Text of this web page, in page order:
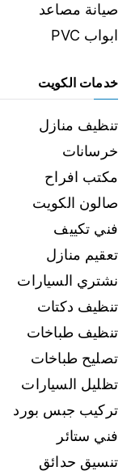
صيانة مصاعد
ابواب PVC
خدمات الكويت
تنظيف منازل
خرسانات
مكتب افراح
صالون الكويت
فني تكييف
تعقيم منازل
نشتري السيارات
تنظيف دكتات
تنظيف طباخات
تصليح طباخات
تظليل السيارات
تركيب جبس بورد
فني ستائر
تنسيق حدائق